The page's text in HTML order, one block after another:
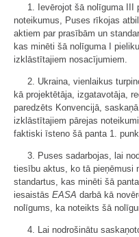
1. Ievērojot šā nolīguma III
noteikumus, Puses rīkojas
aktiem par prasībām un
kas minēti šā nolīguma I
izklāstītajiem nosacījumiem.
2. Ukraina, vienlaikus
kā projektētāja, izgatavotāja,
paredzēts Konvencijā,
izklāstītajiem pārejas
faktiski īsteno šā panta 1.
3. Puses sadarbojas, lai
tiesību aktus, ko tā pieņēmusi
standartus, kas minēti šā
iesaistās EASA darbā kā
nolīgums, ka noteikts šā
4. Lai nodrošinātu